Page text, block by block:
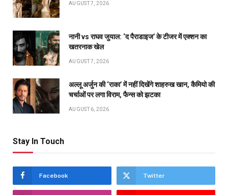
AUGUST 7, 2026
नानी vs राघव जुयाल: ‘द पैराडाइज’ के टीजर में एक्शन का
खतरनाक खेल
AUGUST 7, 2026
अल्लू अर्जुन की ‘राका’ में नहीं दिखेंगे शाहरुख खान, कैमियो की
चर्चाओं पर लगा विराम, फैन्स को झटका
AUGUST 6, 2026
Stay In Touch
Facebook Twitter